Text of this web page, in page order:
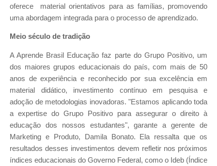
oferece material orientativos para as famílias, promovendo
uma abordagem integrada para o processo de aprendizado.
Meio século de tradição
A Aprende Brasil Educação faz parte do Grupo Positivo, um
dos maiores grupos educacionais do país, com mais de 50
anos de experiência e reconhecido por sua excelência em
material didático, investimento contínuo em pesquisa e
adoção de metodologias inovadoras. "Estamos aplicando toda
a expertise do Grupo Positivo para assegurar o direito à
educação dos nossos estudantes", garante a gerente de
Marketing e Produto, Damila Bonato. Ela ressalta que os
resultados desses investimentos devem refletir nos próximos
índices educacionais do Governo Federal, como o Ideb (Índice